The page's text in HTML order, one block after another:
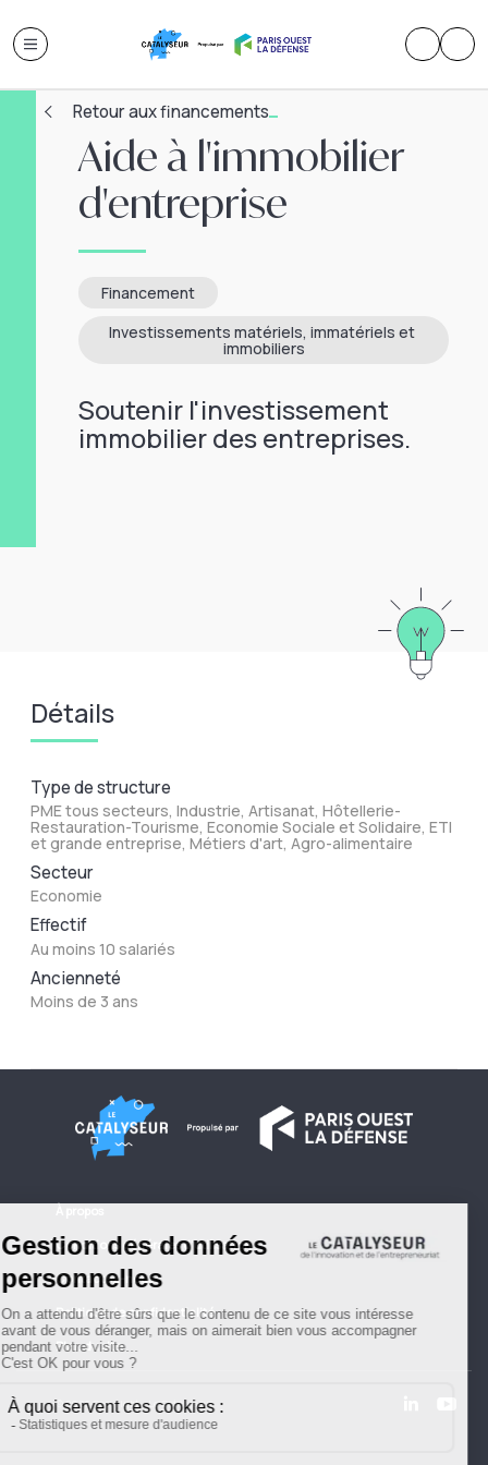
Retour aux financements
Aide à l'immobilier
d'entreprise
Financement
Investissements matériels, immatériels et
immobiliers
Soutenir l'investissement
immobilier des entreprises.
Détails
Type de structure
PME tous secteurs, Industrie, Artisanat, Hôtellerie-
Restauration-Tourisme, Economie Sociale et Solidaire, ETI
et grande entreprise, Métiers d'art, Agro-alimentaire
Secteur
Economie
Effectif
Au moins 10 salariés
Ancienneté
Moins de 3 ans
Conditions générales d'utilisation
Contactez-nous
Politique de confidentialité
Plan du site
© 2026 Copyright - Le Catalyseur